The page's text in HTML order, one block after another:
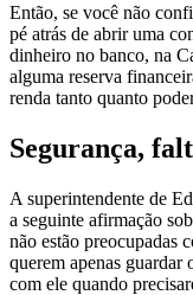
Então, se você não
pé atrás de abrir uma
dinheiro no banco, na
alguma reserva
renda tanto quanto
Segurança,
A superintendente de
a seguinte afirmação
não estão preocupadas
querem apenas guardar
com ele quando